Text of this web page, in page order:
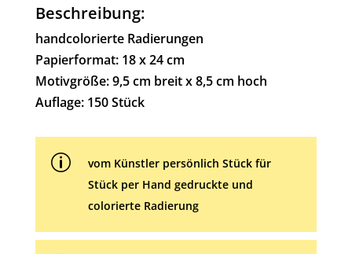
line
Menge
r
n
a
t
i
e
Beschreibung:
handcolorierte Radierungen
Papierformat: 18 x 24 cm
Motivgröße: 9,5 cm breit x 8,5 cm hoch
Auflage: 150 Stück
p
vom Künstler persönlich Stück für
Stück per Hand gedruckte und
colorierte Radierung